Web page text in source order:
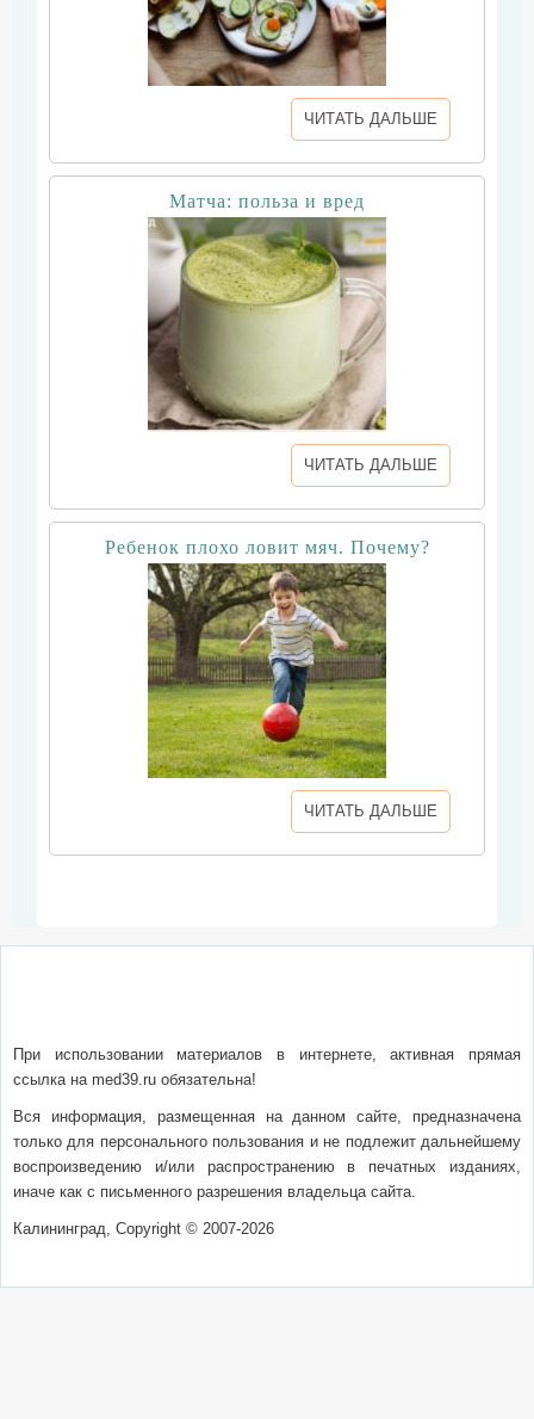
ЧИТАТЬ ДАЛЬШЕ
Матча: польза и вред
ЧИТАТЬ ДАЛЬШЕ
Ребенок плохо ловит мяч. Почему?
ЧИТАТЬ ДАЛЬШЕ
При использовании материалов в интернете, активная прямая
ссылка на med39.ru обязательна!
Вся информация, размещенная на данном сайте, предназначена
только для персонального пользования и не подлежит дальнейшему
воспроизведению и/или распространению в печатных изданиях,
иначе как с письменного разрешения владельца сайта.
Калининград, Copyright © 2007-2026